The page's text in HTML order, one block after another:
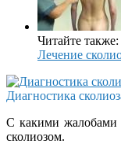
Читайте также:
Лечение
Диагностика
С какими жалобами
сколиозом.